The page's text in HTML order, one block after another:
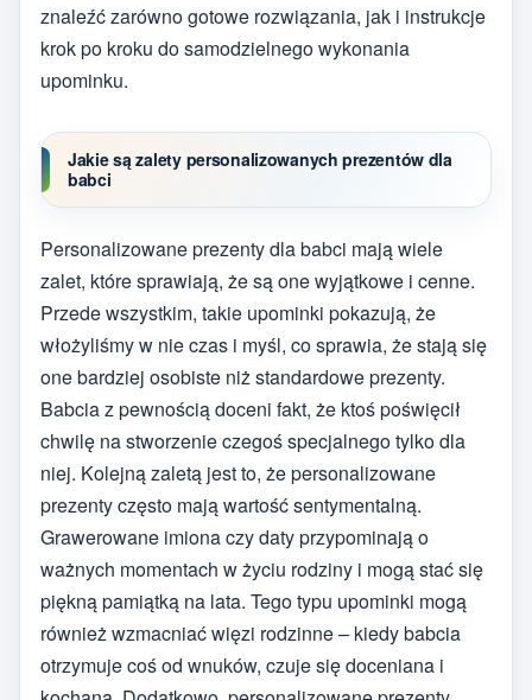
znaleźć zarówno gotowe rozwiązania, jak i instrukcje
krok po kroku do samodzielnego wykonania
upominku.
Jakie są zalety personalizowanych prezentów dla
babci
Personalizowane prezenty dla babci mają wiele
zalet, które sprawiają, że są one wyjątkowe i cenne.
Przede wszystkim, takie upominki pokazują, że
włożyliśmy w nie czas i myśl, co sprawia, że stają się
one bardziej osobiste niż standardowe prezenty.
Babcia z pewnością doceni fakt, że ktoś poświęcił
chwilę na stworzenie czegoś specjalnego tylko dla
niej. Kolejną zaletą jest to, że personalizowane
prezenty często mają wartość sentymentalną.
Grawerowane imiona czy daty przypominają o
ważnych momentach w życiu rodziny i mogą stać się
piękną pamiątką na lata. Tego typu upominki mogą
również wzmacniać więzi rodzinne – kiedy babcia
otrzymuje coś od wnuków, czuje się doceniana i